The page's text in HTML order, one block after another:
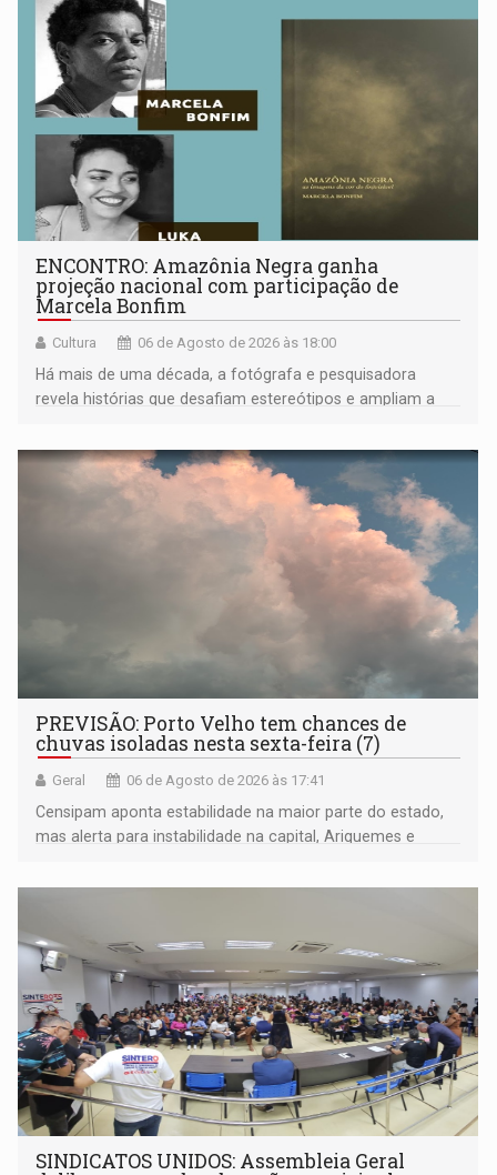
ENCONTRO: Amazônia Negra ganha
projeção nacional com participação de
Marcela Bonfim
Cultura 06 de Agosto de 2026 às 18:00
Há mais de uma década, a fotógrafa e pesquisadora
revela histórias que desafiam estereótipos e ampliam a
negras
PREVISÃO: Porto Velho tem chances de
chuvas isoladas nesta sexta-feira (7)
Geral 06 de Agosto de 2026 às 17:41
Censipam aponta estabilidade na maior parte do estado,
mas alerta para instabilidade na capital, Ariquemes e
SINDICATOS UNIDOS: Assembleia Geral